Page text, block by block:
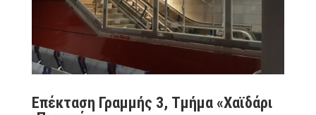
Επέκταση Γραμμής 3, Τμήμα «Χαϊδάρι